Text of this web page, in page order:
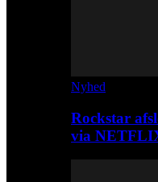
Nyhed
Rockstar
via